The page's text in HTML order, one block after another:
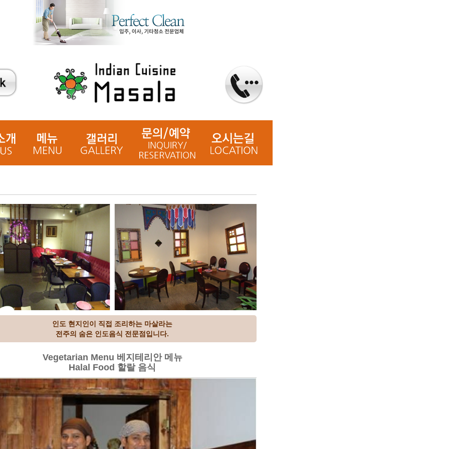
인도 현지인이 직접 조리하는 마살라는
전주의 숨은 인도음식 전문점입니다.
Vegetarian Menu 베지테리안 메뉴
Halal Food 할랄 음식